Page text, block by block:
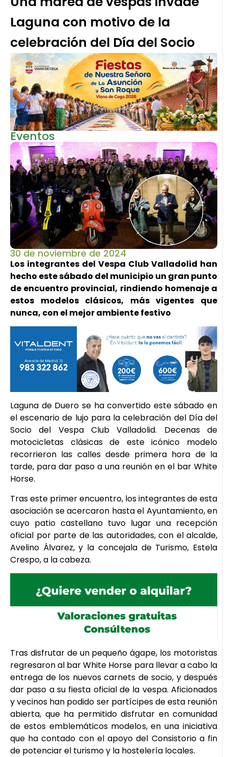
Laguna con motivo de la
celebración del Día del Socio
Eventos
30 de noviembre de 2024
Los integrantes del Vespa Club Valladolid han
hecho este sábado del municipio un gran punto
de encuentro provincial, rindiendo homenaje a
estos modelos clásicos, más vigentes que
nunca, con el mejor ambiente festivo
Laguna de Duero se ha convertido este sábado en
el escenario de lujo para la celebración del Día del
Socio del Vespa Club Valladolid. Decenas de
motocicletas clásicas de este icónico modelo
recorrieron las calles desde primera hora de la
tarde, para dar paso a una reunión en el bar White
Horse.
Tras este primer encuentro, los integrantes de esta
asociación se acercaron hasta el Ayuntamiento, en
cuyo patio castellano tuvo lugar una recepción
oficial por parte de las autoridades, con el alcalde,
Avelino Álvarez, y la concejala de Turismo, Estela
Crespo, a la cabeza.
Tras disfrutar de un pequeño ágape, los motoristas
regresaron al bar White Horse para llevar a cabo la
entrega de los nuevos carnets de socio, y después
dar paso a su fiesta oficial de la vespa. Aficionados
y vecinos han podido ser partícipes de esta reunión
abierta, que ha permitido disfrutar en comunidad
de estos emblemáticos modelos, en una iniciativa
que ha contado con el apoyo del Consistorio a fin
de potenciar el turismo y la hostelería locales.